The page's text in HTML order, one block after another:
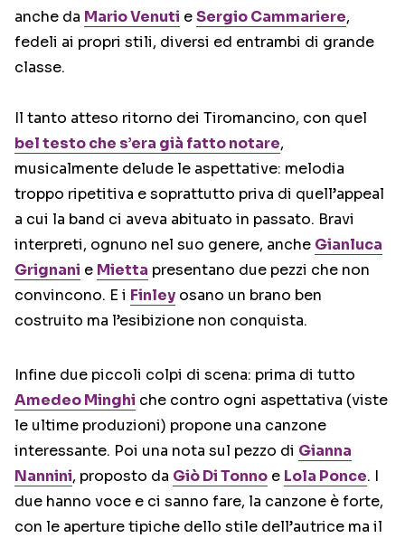
anche da Mario Venuti eSergio Cammariere,
fedeli ai propri stili, diversi ed entrambi di grande
classe.
Il tanto atteso ritorno dei Tiromancino, con quel
bel testo che s’era già fatto notare,
musicalmente delude le aspettative: melodia
troppo ripetitiva e soprattutto priva di quell’appeal
a cui la band ci aveva abituato in passato. Bravi
interpreti, ognuno nel suo genere, anche Gianluca
Grignani e Mietta presentano due pezzi che non
convincono. E i Finley osano un brano ben
costruito ma l’esibizione non conquista.
Infine due piccoli colpi di scena: prima di tutto
Amedeo Minghi che contro ogni aspettativa (viste
le ultime produzioni) propone una canzone
interessante. Poi una nota sul pezzo di Gianna
Nannini, proposto da Giò Di Tonno e Lola Ponce. I
due hanno voce e ci sanno fare, la canzone è forte,
con le aperture tipiche dello stile dell’autrice ma il